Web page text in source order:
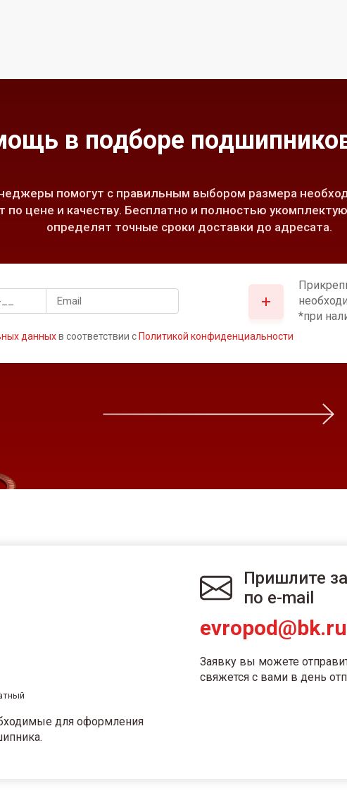
в подборе
помогут с правильным выбором размера
по цене и качеству. Бесплатно и полностью
определят точные сроки доставки до адресата.
*при
данныхв соответствии с Политикой конфиденциальности
для оформления
Пришлите
по e-mail
evropod@bk.ru
Заявку вы можете
свяжется с вами в день